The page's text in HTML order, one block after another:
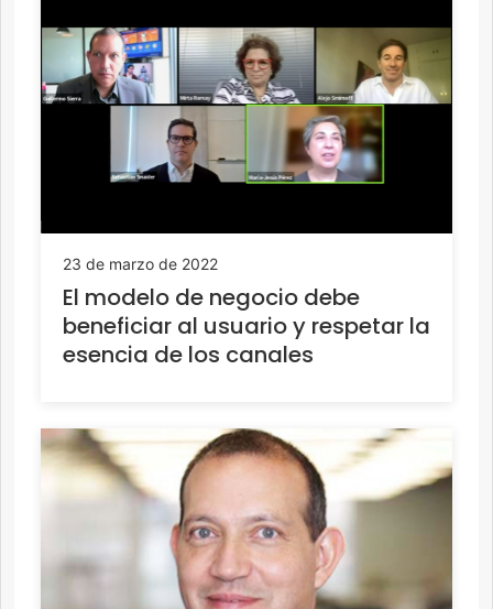
23 de marzo de 2022
El modelo de negocio debe
beneficiar al usuario y respetar la
esencia de los canales